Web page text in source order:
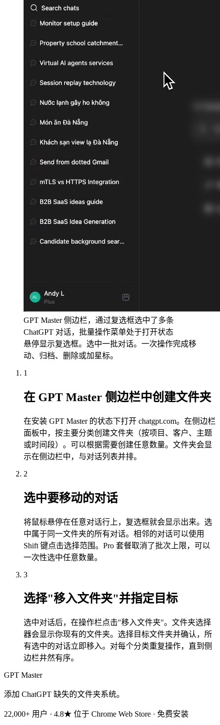
GPT Master 侧边栏，通过复选框选中了多条
ChatGPT 对话，批量操作菜单处于打开状态
悬停显示复选框。选中一批对话。一次操作完成移
动、归档、删除或加星标。
1
在 GPT Master 侧边栏中创建文件夹
在安装 GPT Master 的状态下打开 chatgpt.com。在侧边栏
面板中，按主要分类创建文件夹（按项目、客户、主题
或时间段）。可以根据需要创建任意数量。文件夹会显
示在侧边栏中，与对话列表并排。
2
选中要移动的对话
将鼠标悬停在任意对话行上，复选框就会显示出来。选
中属于同一文件夹的所有对话。相邻的对话可以使用
Shift 键点击选择范围。Pro 套餐取消了批次上限，可以
一次性选中任意数量。
3
选择"移入文件夹"并指定目标
选中对话后，在操作栏点击"移入文件夹"。文件夹选择
器会显示你现有的文件夹。选择目标文件夹并确认，所
有选中的对话立即移入。对每个分类重复操作，直到侧
边栏井然有序。
GPT Master
添加 ChatGPT 缺失的文件夹系统。
22,000+ 用户 · 4.8★ 位于 Chrome Web Store · 免费安装